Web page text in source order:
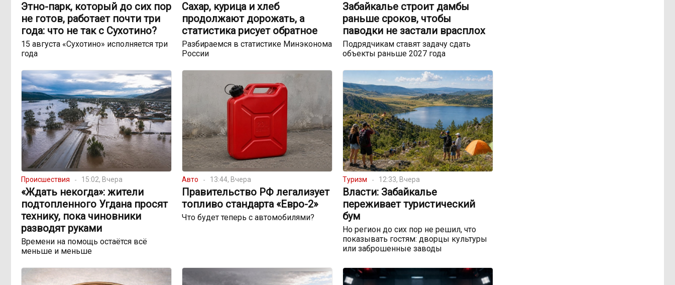
Этно-парк, который до сих пор
не готов, работает почти три
года: что не так с Сухотино?
15 августа «Сухотино» исполняется три
года
Сахар, курица и хлеб
продолжают дорожать, а
статистика рисует обратное
Разбираемся в статистике Минэконома
России
Забайкалье строит дамбы
раньше сроков, чтобы
паводки не застали врасплох
Подрядчикам ставят задачу сдать
объекты раньше 2027 года
Происшествия 15:02, Вчера
«Ждать некогда»: жители
подтопленного Угдана просят
технику, пока чиновники
разводят руками
Времени на помощь остаётся всё
меньше и меньше
Авто 13:44, Вчера
Правительство РФ легализует
топливо стандарта «Евро-2»
Что будет теперь с автомобилями?
Туризм 12:33, Вчера
Власти: Забайкалье
переживает туристический
бум
Но регион до сих пор не решил, что
показывать гостям: дворцы культуры
или заброшенные заводы